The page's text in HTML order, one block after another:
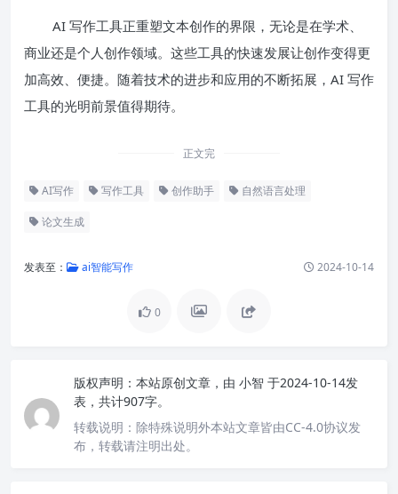
AI 写作工具正重塑文本创作的界限，无论是在学术、
商业还是个人创作领域。这些工具的快速发展让创作变得更
加高效、便捷。随着技术的进步和应用的不断拓展，AI 写作
工具的光明前景值得期待。
正文完
AI写作 写作工具 创作助手 自然语言处理
论文生成
发表至： ai智能写作 2024-10-14
0
版权声明： 本站原创文章，由 小智 于2024-10-14发
表，共计907字。
转载说明： 除特殊说明外本站文章皆由CC-4.0协议发
布，转载请注明出处。